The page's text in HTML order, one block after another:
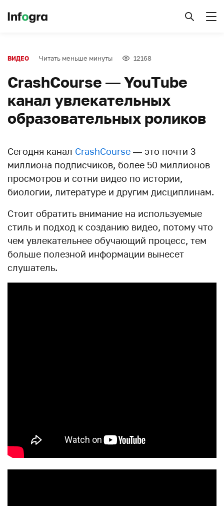
ВИДЕО Читать меньше минуты 12168
CrashCourse — YouTube
канал увлекательных
образовательных роликов
Сегодня канал CrashCourse — это почти 3
миллиона подписчиков, более 50 миллионов
просмотров и сотни видео по истории,
биологии, литературе и другим дисциплинам.
Стоит обратить внимание на используемые
стиль и подход к созданию видео, потому что
чем увлекательнее обучающий процесс, тем
больше полезной информации вынесет
слушатель.